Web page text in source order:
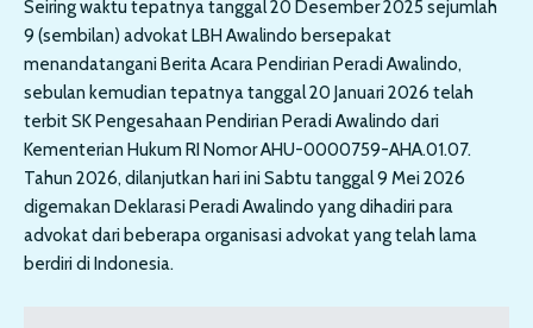
Seiring waktu tepatnya tanggal 20 Desember 2025 sejumlah
9 (sembilan) advokat LBH Awalindo bersepakat
menandatangani Berita Acara Pendirian Peradi Awalindo,
sebulan kemudian tepatnya tanggal 20 Januari 2026 telah
terbit SK Pengesahaan Pendirian Peradi Awalindo dari
Kementerian Hukum RI Nomor AHU-0000759-AHA.01.07.
Tahun 2026, dilanjutkan hari ini Sabtu tanggal 9 Mei 2026
digemakan Deklarasi Peradi Awalindo yang dihadiri para
advokat dari beberapa organisasi advokat yang telah lama
berdiri di Indonesia.